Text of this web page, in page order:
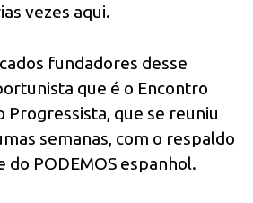
vezes aqui.
fundadores desse
que é o Encontro
Progressista, que se reuniu
semanas, com o respaldo
do PODEMOS espanhol.